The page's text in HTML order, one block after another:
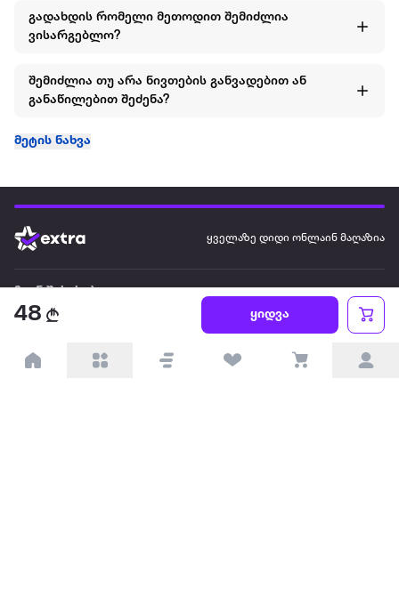
48 ყიდვა
გადახდის რომელი მეთოდით შემიძლია
ვისარგებლო?
შემიძლია თუ არა ნივთების განვადებით ან
განაწილებით შეძენა?
მეტის ნახვა
ყველაზე დიდი ონლაინ მაღაზია
ჩვენ შესახებ